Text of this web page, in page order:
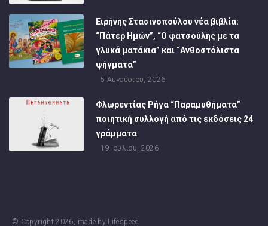
Ειρήνης Στασινοπούλου νέα βιβλία:
“Πάτερ Ημών”, “Ο φατσούλης με τα
γλυκά ματάκια” και “Ανθοστόλιστα
ψήγματα”
5 Αυγούστου, 2026
Φλωρεντίας Ρήγα “Παραμυθήματα”
ποιητική συλλογή από τις εκδόσεις 24
γράμματα
19 Ιουλίου, 2026
© Copyright2026, made by Lifespeed